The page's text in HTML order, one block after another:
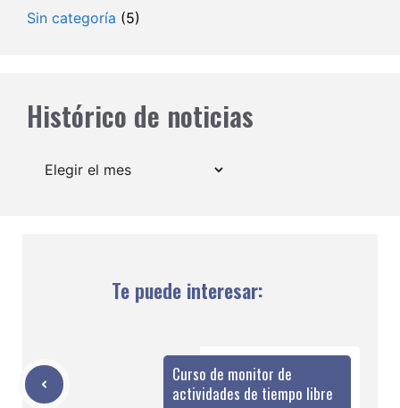
Sin categoría (5)
Histórico de noticias
Archivos
Te puede interesar:
Curso de monitor de
actividades de tiempo libre